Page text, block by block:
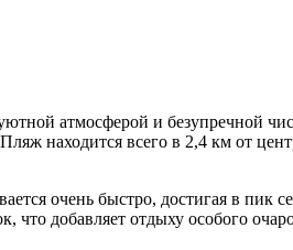
атмосферой и безупречной
находится всего в 2,4 км от
очень быстро, достигая в пик
добавляет отдыху особого